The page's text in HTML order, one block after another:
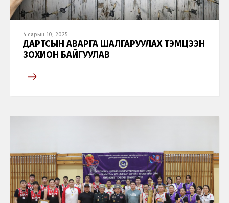
4 сарын 10, 2025
ДАРТСЫН АВАРГА ШАЛГАРУУЛАХ ТЭМЦЭЭН
ЗОХИОН БАЙГУУЛАВ